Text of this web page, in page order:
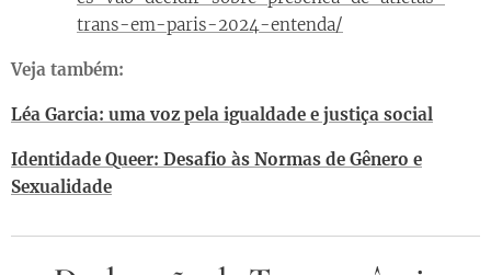
trans-em-paris-2024-entenda/
Veja também:
Léa Garcia: uma voz pela igualdade e justiça social
Identidade Queer: Desafio às Normas de Gênero e
Sexualidade